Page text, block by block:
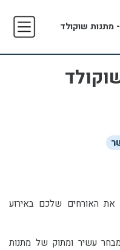
מתנות שוקולד
את האורחים שלכם באירוע
עשיר ומתוק של מתנות